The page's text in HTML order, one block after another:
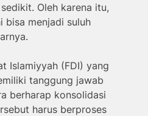
Oleh karena itu,
bisa menjadi suluh
Islamiyyah (FDI) yang
tanggung jawab
berharap konsolidasi
harus berproses